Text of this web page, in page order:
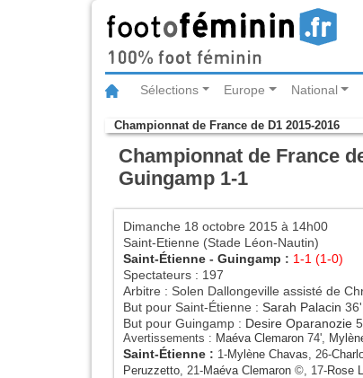
Sélections Europe National
Championnat de France de D1 2015-2016
Championnat de France
Guingamp 1-1
Dimanche 18 octobre 2015 à 14h00
Saint-Etienne (Stade Léon-Nautin)
Saint-Étienne - Guingamp : 1-1 (1-0)
Spectateurs : 197
Arbitre : Solen Dallongeville assisté de
But pour Saint-Étienne : Sarah Palacin 36'
But pour Guingamp : Desire Oparanozie
Avertissements : Maéva Clemaron 74',
Saint-Étienne : 1-Mylène Chavas , 26-
Peruzzetto , 21-Maéva Clemaron ©, 17-Rose